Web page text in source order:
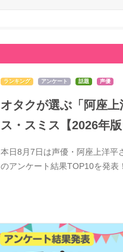
ランキング アンケート 話題 声優
オタクが選ぶ「阿座
ス・スミス【2026年版
本日8月7日は声優・阿座上洋平
のアンケート結果TOP10を発表